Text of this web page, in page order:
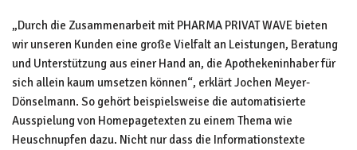
„Durch die Zusammenarbeit mit PHARMA PRIVAT WAVE bieten
wir unseren Kunden eine große Vielfalt an Leistungen, Beratung
und Unterstützung aus einer Hand an, die Apothekeninhaber für
sich allein kaum umsetzen können“, erklärt Jochen Meyer-
Dönselmann. So gehört beispielsweise die automatisierte
Ausspielung von Homepagetexten zu einem Thema wie
Heuschnupfen dazu. Nicht nur dass die Informationstexte